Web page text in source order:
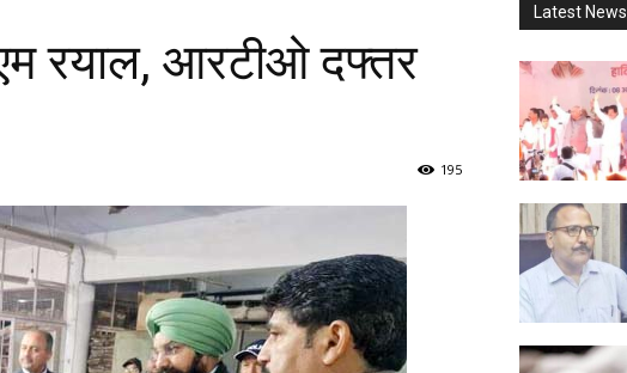
रयाल, आरटीओ दफ्तर
195
Latest News